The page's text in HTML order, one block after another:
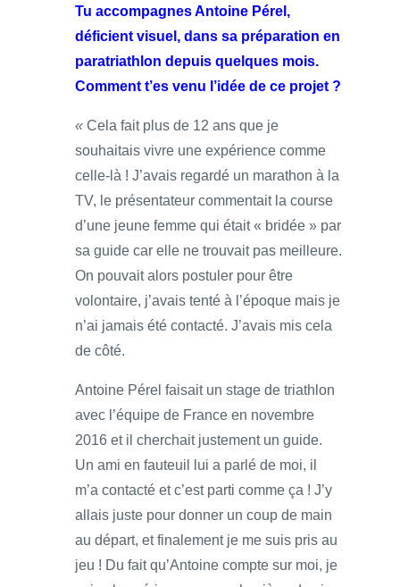
Tu accompagnes Antoine Pérel,
déficient visuel, dans sa préparation en
paratriathlon depuis quelques mois.
Comment t’es venu l’idée de ce projet ?
« Cela fait plus de 12 ans que je
souhaitais vivre une expérience comme
celle-là ! J’avais regardé un marathon à la
TV, le présentateur commentait la course
d’une jeune femme qui était « bridée » par
sa guide car elle ne trouvait pas meilleure.
On pouvait alors postuler pour être
volontaire, j’avais tenté à l’époque mais je
n’ai jamais été contacté. J’avais mis cela
de côté.
Antoine Pérel faisait un stage de triathlon
avec l’équipe de France en novembre
2016 et il cherchait justement un guide.
Un ami en fauteuil lui a parlé de moi, il
m’a contacté et c’est parti comme ça ! J’y
allais juste pour donner un coup de main
au départ, et finalement je me suis pris au
jeu ! Du fait qu’Antoine compte sur moi, je